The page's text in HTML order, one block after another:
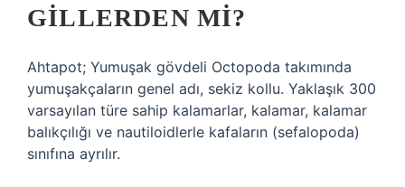
GILLERDEN MI?
Ahtapot; Yumuşak gövdeli Octopoda takımında
yumuşakçaların genel adı, sekiz kollu. Yaklaşık 300
varsayılan türe sahip kalamarlar, kalamar, kalamar
balıkçılığı ve nautiloidlerle kafaların (sefalopoda)
sınıfına ayrılır.